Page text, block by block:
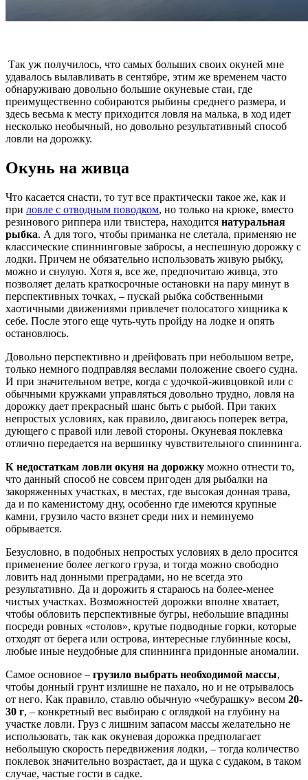
Так уж получилось, что самых больших своих окуней мне
удавалось вылавливать в сентябре, этим же временем часто
обнаруживаю довольно большие окуневые стаи, где
преимущественно собираются рыбины среднего размера, и
здесь весьма к месту приходится ловля на малька, в ход идет
несколько необычный, но довольно результативный способ
ловли на дорожку.
Окунь на живца
Что касается снасти, то тут все практически такое же, как и
при ловле с отводным поводком, но только на крюке, вместо
резинового риппера или твистера, находится натуральная
рыбка. А для того, чтобы приманка не слетала, применяю не
классические спиннинговые забросы, а неспешную дорожку с
лодки. Причем не обязательно использовать живую рыбку,
можно и снулую. Хотя я, все же, предпочитаю живца, это
позволяет делать краткосрочные остановки на пару минут в
перспективных точках, – пускай рыбка собственными
хаотичными движениями привлечет полосатого хищника к
себе. После этого еще чуть-чуть пройду на лодке и опять
остановлюсь.
Довольно перспективно и дрейфовать при небольшом ветре,
только немного подправляя веслами положение своего судна.
И при значительном ветре, когда с удочкой-живцовкой или с
обычными кружками управляться довольно трудно, ловля на
дорожку дает прекрасный шанс быть с рыбой. При таких
непростых условиях, как правило, двигаюсь поперек ветра,
дующего с правой или левой стороны. Окуневая поклевка
отлично передается на вершинку чувствительного спиннинга.
К недостаткам ловли окуня на дорожку можно отнести то,
что данный способ не совсем пригоден для рыбалки на
закоряженных участках, в местах, где высокая донная трава,
да и по каменистому дну, особенно где имеются крупные
камни, грузило часто вязнет среди них и неминуемо
обрывается.
Безусловно, в подобных непростых условиях в дело просится
применение более легкого груза, и тогда можно свободно
ловить над донными преградами, но не всегда это
результативно. Да и дорожить я стараюсь на более-менее
чистых участках. Возможностей дорожки вполне хватает,
чтобы обловить перспективные бугры, небольшие впадины
посреди ровных «столов», крутые подводные горки, которые
отходят от берега или острова, интересные глубинные косы,
любые иные неудобные для спиннинга придонные аномалии.
Самое основное – грузило выбрать необходимой массы,
чтобы донный грунт излишне не пахало, но и не отрывалось
от него. Как правило, ставлю обычную «чебурашку» весом 20-
30 г, – конкретный вес выбираю с оглядкой на глубину на
участке ловли. Груз с лишним запасом массы желательно не
использовать, так как окуневая дорожка предполагает
небольшую скорость передвижения лодки, – тогда количество
поклевок значительно возрастает, да и щука с судаком, в таком
случае, частые гости в садке.